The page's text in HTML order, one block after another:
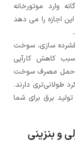
وارد موتورخانه
اجازه را می دهد
فشرده سازی، سوخت
کاهش کارآیی
حمل مصرف سوخت
طولانی‌تری دارند.
برق برای شما
و بنزینی